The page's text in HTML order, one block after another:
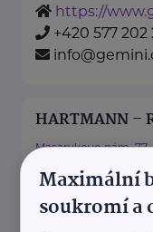
https://
+420 577 202
HARTMANN –
Masarykovo nám. 77
Maximální
soukromí a